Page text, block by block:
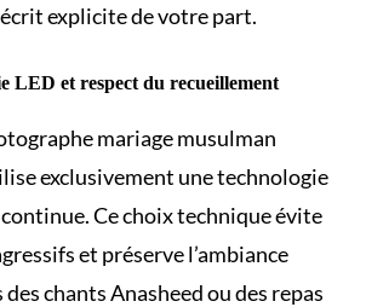
explicite de votre part.
LED et respect du recueillement
mariage musulman
exclusivement une technologie
Ce choix technique évite
et préserve l’ambiance
chants Anasheed ou des repas